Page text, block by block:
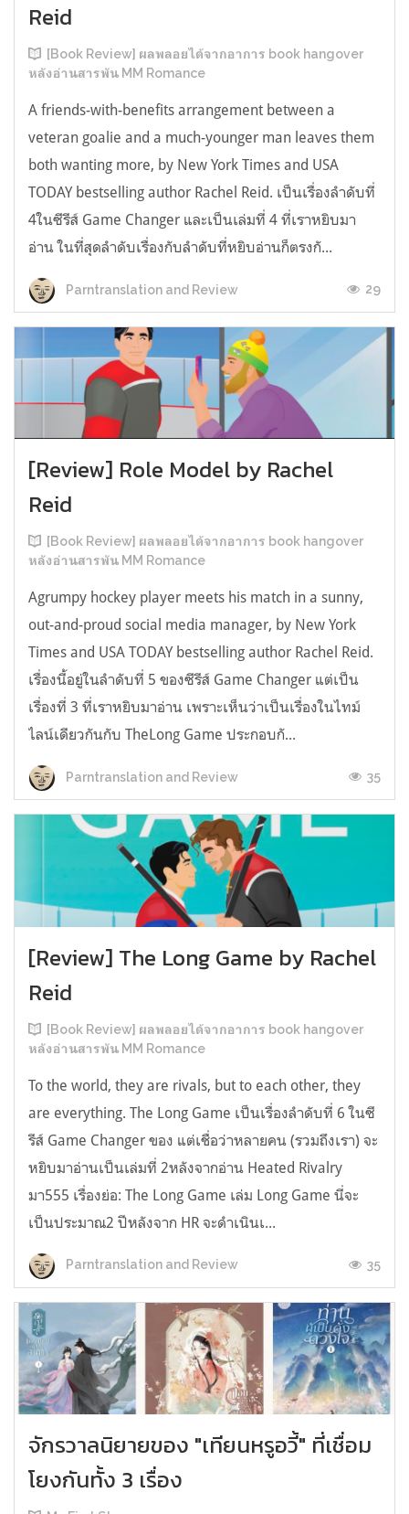
Reid
[Book Review] ผลพลอยได้จากอาการ book hangover
หลังอ่านสารพัน MM Romance
A friends-with-benefits arrangement between a
veteran goalie and a much-younger man leaves them
both wanting more, by New York Times and USA
TODAY bestselling author Rachel Reid. เป็นเรื่องลำดับที่
4ในซีรีส์ Game Changer และเป็นเล่มที่ 4 ที่เราหยิบมา
อ่าน ในที่สุดลำดับเรื่องกับลำดับที่หยิบอ่านก็ตรงกั...
Parntranslation and Review 29
[Review] Role Model by Rachel
Reid
[Book Review] ผลพลอยได้จากอาการ book hangover
หลังอ่านสารพัน MM Romance
Agrumpy hockey player meets his match in a sunny,
out-and-proud social media manager, by New York
Times and USA TODAY bestselling author Rachel Reid.
เรื่องนี้อยู่ในลำดับที่ 5 ของซีรีส์ Game Changer แต่เป็น
เรื่องที่ 3 ที่เราหยิบมาอ่าน เพราะเห็นว่าเป็นเรื่องในไทม์
ไลน์เดียวกันกับ TheLong Game ประกอบกั...
Parntranslation and Review 35
[Review] The Long Game by Rachel
Reid
[Book Review] ผลพลอยได้จากอาการ book hangover
หลังอ่านสารพัน MM Romance
To the world, they are rivals, but to each other, they
are everything. The Long Game เป็นเรื่องลำดับที่ 6 ในซี
รีส์ Game Changer ของ แต่เชื่อว่าหลายคน (รวมถึงเรา) จะ
หยิบมาอ่านเป็นเล่มที่ 2หลังจากอ่าน Heated Rivalry
มา555 เรื่องย่อ: The Long Game เล่ม Long Game นี่จะ
เป็นประมาณ2 ปีหลังจาก HR จะดำเนินเ...
Parntranslation and Review 35
จักรวาลนิยายของ "เทียนหรูอวี้" ที่เชื่อม
โยงกันทั้ง 3 เรื่อง